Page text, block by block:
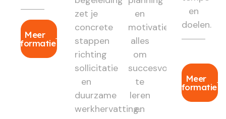
Meer
informatie
zet je
concrete
stappen
richting
sollicitatie
en
duurzame
werkhervatting.
en
motivatie:
alles
om
succesvol
te
leren
en
en
doelen.
Meer
informatie